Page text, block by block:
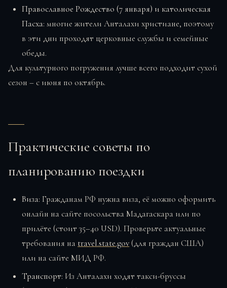
Православное Рождество (7 января) и католическая
Пасха: многие жители Анталахи христиане, поэтому
в эти дни проходят церковные службы и семейные
обеды.
Для культурного погружения лучше всего подходит сухой
сезон – с июня по октябрь.
Практические советы по
планированию поездки
Виза: Гражданам РФ нужна виза, её можно оформить
онлайн на сайте посольства Мадагаскара или по
прилёте (стоит 35–40 USD). Проверьте актуальные
требования на travel.state.gov(для граждан США)
или на сайте МИД РФ.
Транспорт: Из Анталахи ходят такси-бруссы